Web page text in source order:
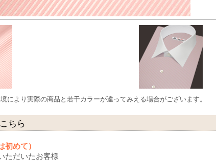
により実際の商品と若干カラーが違ってみえる場合がございます。
ちら
めて）
ただいたお客様